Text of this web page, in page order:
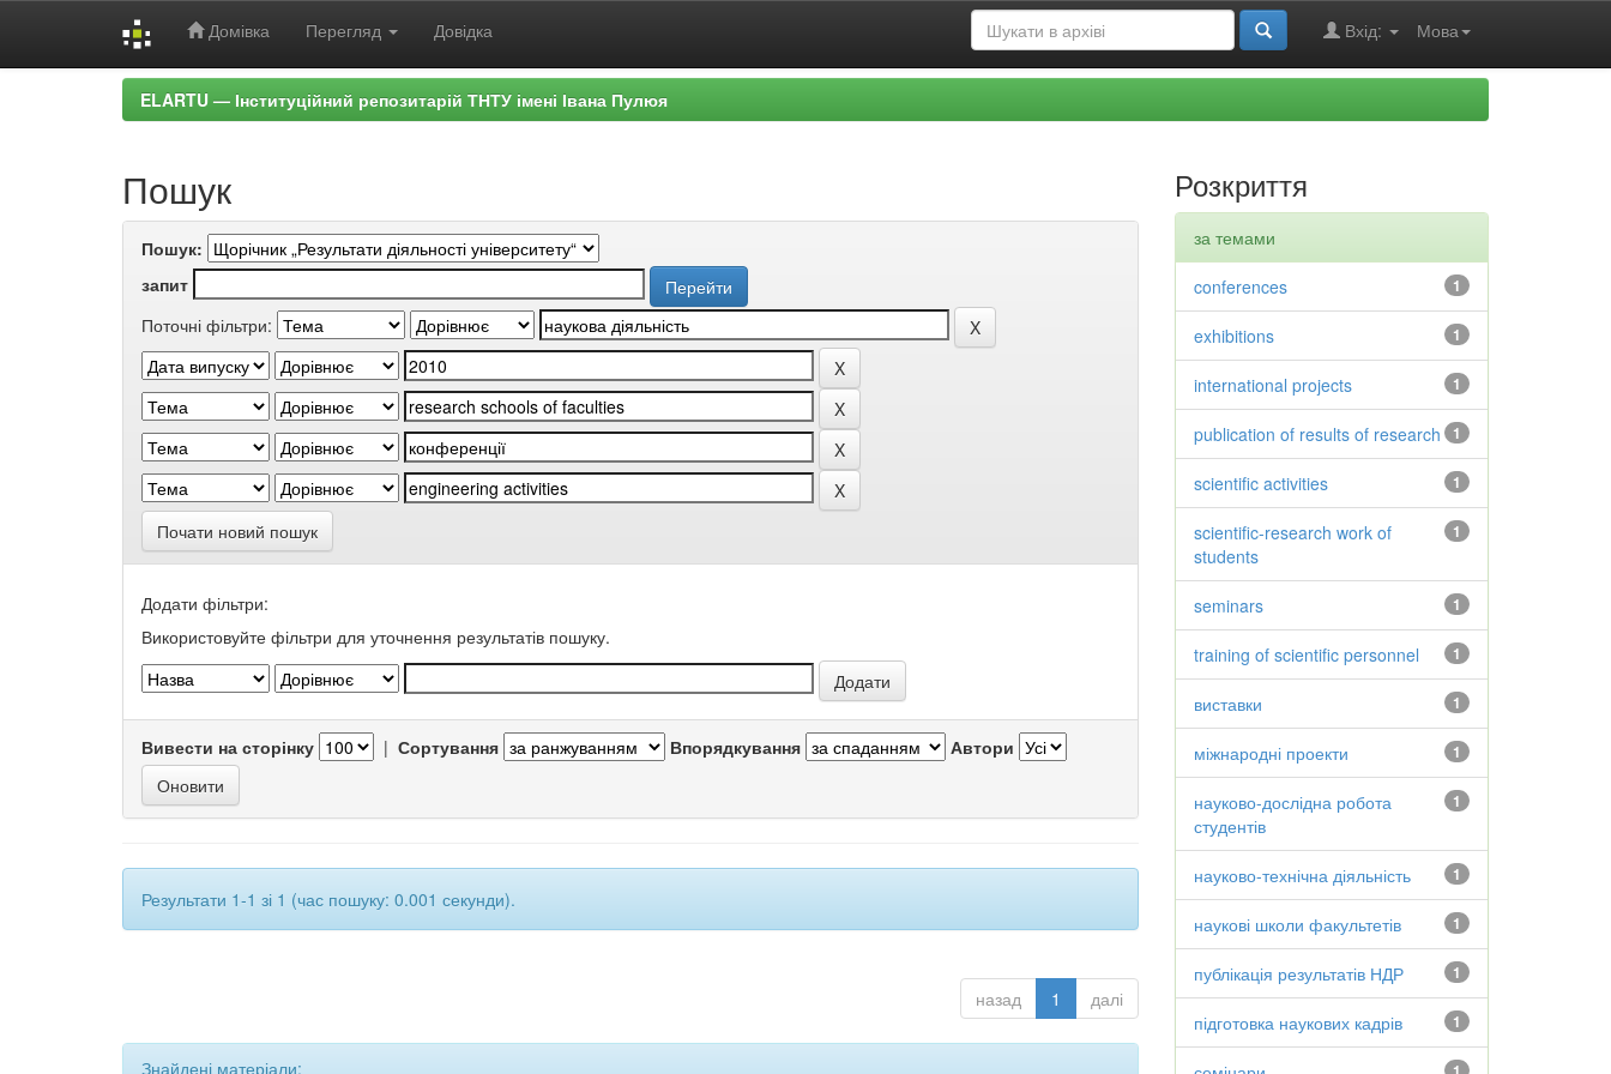
Домівка Перегляд Довідка Мова
Вхід:
ELARTU — Інституційний репозитарій ТНТУ імені Івана Пулюя
Пошук
Пошук:
запит
Поточні фільтри:
Почати новий пошук
Додати фільтри:
Використовуйте фільтри для уточнення результатів пошуку.
Вивести на сторінку | Сортування Впорядкування Автори
Результати 1-1 зі 1 (час пошуку: 0.001 секунди).
назад 1 далі
Знайдені матеріали:
Розкриття
за темами
1
conferences
1
exhibitions
1
international projects
1
publication of results of research
1
scientific activities
1
scientific-research work of
students
1
seminars
1
training of scientific personnel
1
виставки
1
міжнародні проекти
1
науково-дослідна робота
студентів
1
науково-технічна діяльність
1
наукові школи факультетів
1
публікація результатів НДР
1
підготовка наукових кадрів